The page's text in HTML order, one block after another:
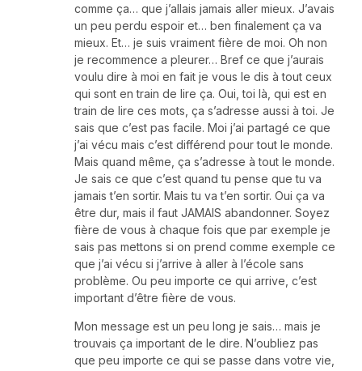
comme ça… que j’allais jamais aller mieux. J’avais
un peu perdu espoir et… ben finalement ça va
mieux. Et… je suis vraiment fière de moi. Oh non
je recommence a pleurer… Bref ce que j’aurais
voulu dire à moi en fait je vous le dis à tout ceux
qui sont en train de lire ça. Oui, toi là, qui est en
train de lire ces mots, ça s’adresse aussi à toi. Je
sais que c’est pas facile. Moi j’ai partagé ce que
j’ai vécu mais c’est différend pour tout le monde.
Mais quand même, ça s’adresse à tout le monde.
Je sais ce que c’est quand tu pense que tu va
jamais t’en sortir. Mais tu va t’en sortir. Oui ça va
être dur, mais il faut JAMAIS abandonner. Soyez
fière de vous à chaque fois que par exemple je
sais pas mettons si on prend comme exemple ce
que j’ai vécu si j’arrive à aller à l’école sans
problème. Ou peu importe ce qui arrive, c’est
important d’être fière de vous.
Mon message est un peu long je sais… mais je
trouvais ça important de le dire. N’oubliez pas
que peu importe ce qui se passe dans votre vie,